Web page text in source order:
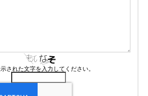
された文字を入力してください。